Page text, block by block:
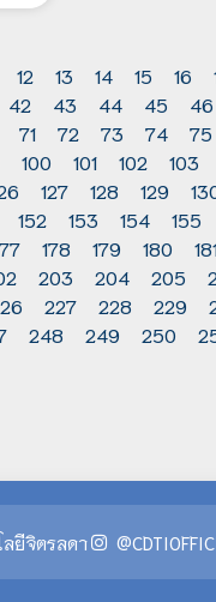
12 13 14 15 16
42 43 44 45 46
71 72 73 74 75
100 101 102 103
127 128 129
152 153 154 155
178 179 180
203 204 205
227 228 229
248 249 250
ยีจิตรลดา